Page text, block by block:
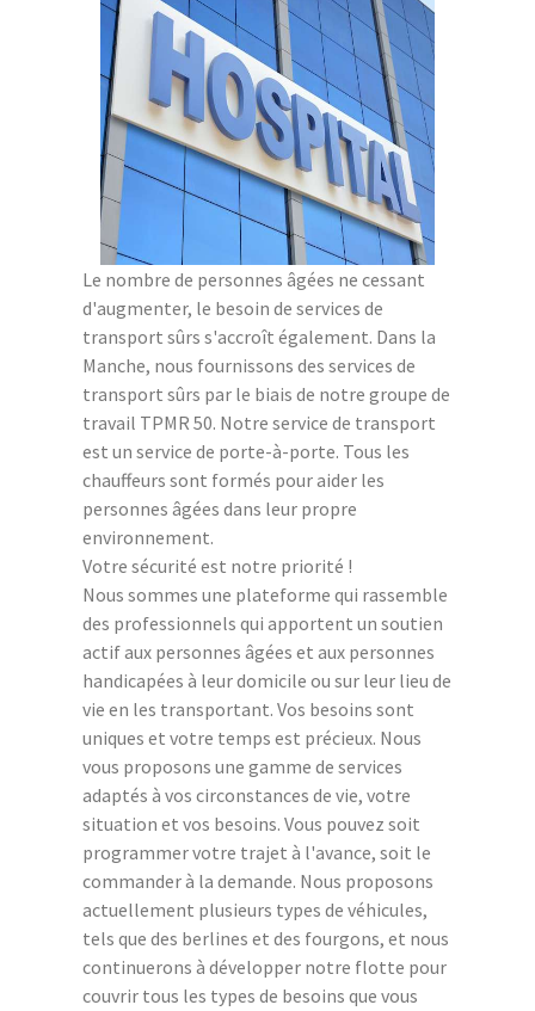
Le nombre de personnes âgées ne cessant
d'augmenter, le besoin de services de
transport sûrs s'accroît également. Dans la
Manche, nous fournissons des services de
transport sûrs par le biais de notre groupe de
travail TPMR 50. Notre service de transport
est un service de porte-à-porte. Tous les
chauffeurs sont formés pour aider les
personnes âgées dans leur propre
environnement.
Votre sécurité est notre priorité !
Nous sommes une plateforme qui rassemble
des professionnels qui apportent un soutien
actif aux personnes âgées et aux personnes
handicapées à leur domicile ou sur leur lieu de
vie en les transportant. Vos besoins sont
uniques et votre temps est précieux. Nous
vous proposons une gamme de services
adaptés à vos circonstances de vie, votre
situation et vos besoins. Vous pouvez soit
programmer votre trajet à l'avance, soit le
commander à la demande. Nous proposons
actuellement plusieurs types de véhicules,
tels que des berlines et des fourgons, et nous
continuerons à développer notre flotte pour
couvrir tous les types de besoins que vous